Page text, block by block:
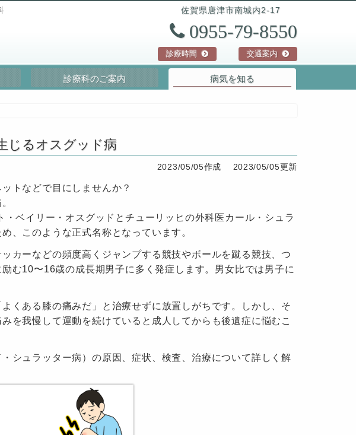
佐賀県唐津市南城内2-17
0955-79-8550
診療時間 交通案内
診療科のご案内 病気を知る
じるオスグッド病
2023/05/05作成 2023/05/05更新
トなどで目にしませんか？
ベイリー・オスグッドとチューリッヒの外科医カール・シュラ
、このような正式名称となっています。
カーなどの頻度高くジャンプする競技やボールを蹴る競技、つ
む10〜16歳の成長期男子に多く発症します。男女比では男子に
くある膝の痛みだ」と治療せずに放置しがちです。しかし、そ
を我慢して運動を続けていると成人してからも後遺症に悩むこ
シュラッター病）の原因、症状、検査、治療について詳しく解